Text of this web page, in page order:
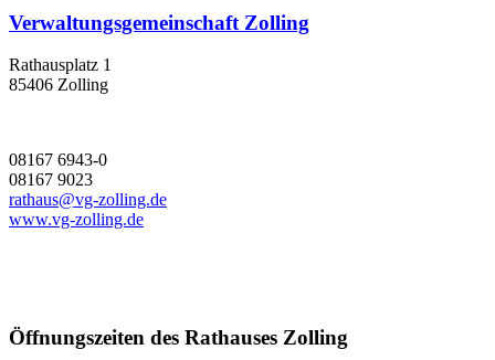
Verwaltungsgemeinschaft Zolling
Rathausplatz 1
85406 Zolling
08167 6943-0
08167 9023
rathaus@vg-zolling.de
www.vg-zolling.de
Öffnungszeiten des Rathauses Zolling